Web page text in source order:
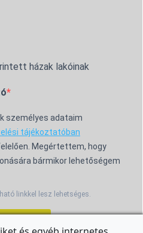
házak lakóinak
személyes adataim
tájékoztatóban
Megértettem, hogy
bármikor lehetőségem
linkkel lesz lehetséges.